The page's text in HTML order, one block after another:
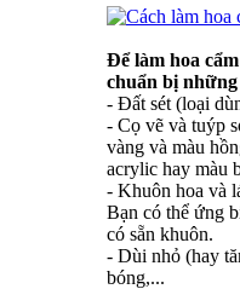
Để làm hoa
chuẩn bị
- Đất sét (loại
- Cọ vẽ và tuýp
vàng và màu
acrylic hay màu
- Khuôn hoa và
Bạn có thể ứng
có sẵn khuôn.
- Dùi nhỏ (hay
bóng,...